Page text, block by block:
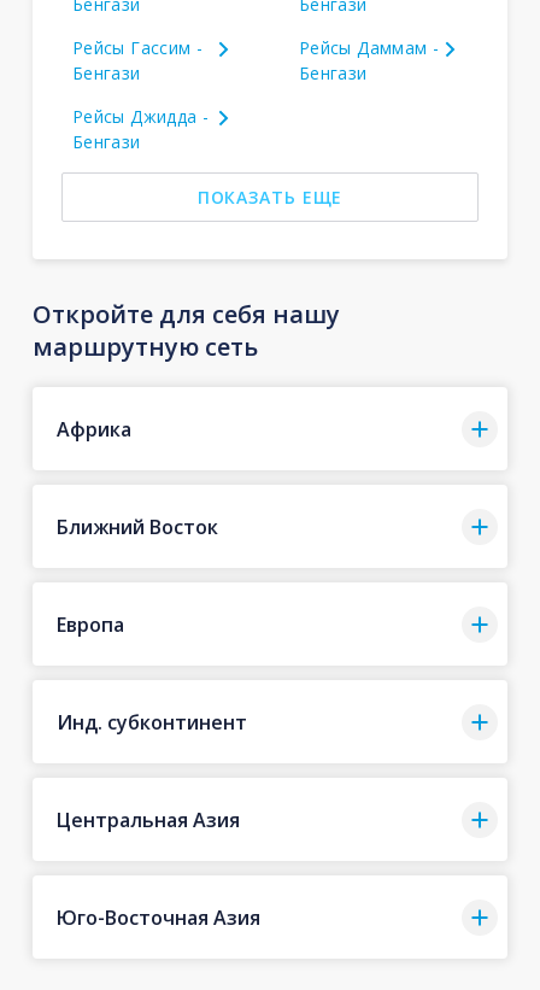
Рейсы Гассим -
Бенгази
Рейсы Даммам -
Бенгази
Рейсы Джидда -
Бенгази
ПОКАЗАТЬ ЕЩЕ
Откройте для себя нашу
маршрутную сеть
Африка
Ближний Восток
Европа
Инд. субконтинент
Центральная Азия
Юго-Восточная Азия